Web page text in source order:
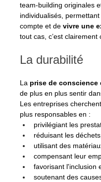
team-building originales
individualisés,
compte et de vivre une
tout cas, c’est clairement
La durabilité
La prise de
de plus en plus sentir
Les entreprises
plus responsables en :
privilégiant les
réduisant les
utilisant des
compensant leur
favorisant l'inclusion
soutenant des